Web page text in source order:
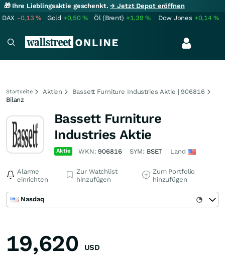
🎁 Ihre Lieblingsaktie geschenkt.→ Jetzt Depot eröffnen
DAX -0,13% Gold +0,50% Öl (Brent) +1,39% Dow Jones +0,14%
Startseite Aktien
Bassett Furniture Industries Aktie | 906816
Bilanz
Bassett Furniture
Industries Aktie
Aktie WKN:906816 SYM: BSET Land
Alarme
einrichten
Zur Watchlist
hinzufügen
Zum Portfolio
hinzufügen
Nasdaq
19,620 USD